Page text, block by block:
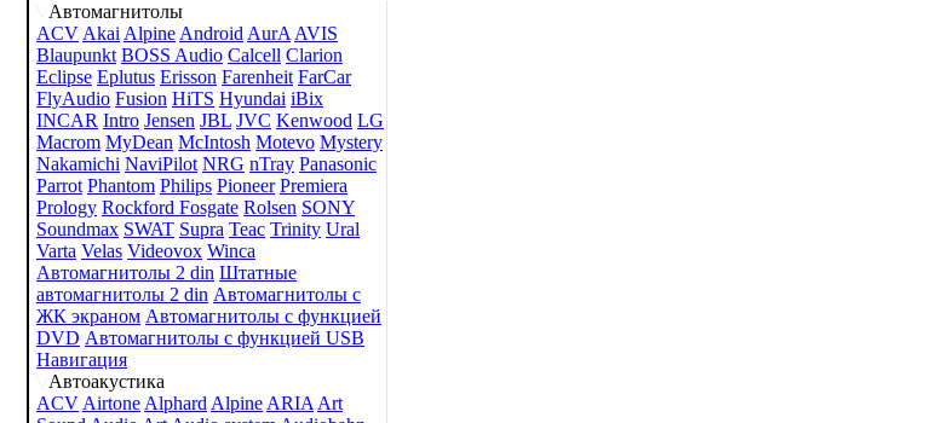
Автомагнитолы
ACV Akai Alpine Android AurA AVIS
Blaupunkt BOSS Audio Calcell Clarion
Eclipse Eplutus Erisson Farenheit FarCar
FlyAudio Fusion HiTS Hyundai iBix
INCAR Intro Jensen JBL JVC Kenwood LG
Macrom MyDean McIntosh Motevo Mystery
Nakamichi NaviPilot NRG nTray Panasonic
Parrot Phantom Philips Pioneer Premiera
Prology Rockford Fosgate Rolsen SONY
Soundmax SWAT Supra Teac Trinity Ural
Varta Velas Videovox Winca
Автомагнитолы 2 din Штатные
автомагнитолы 2 din Автомагнитолы с
ЖК экраном Автомагнитолы с функцией
DVD Автомагнитолы с функцией USB
Навигация
Автоакустика
ACV Airtone Alphard Alpine ARIA Art